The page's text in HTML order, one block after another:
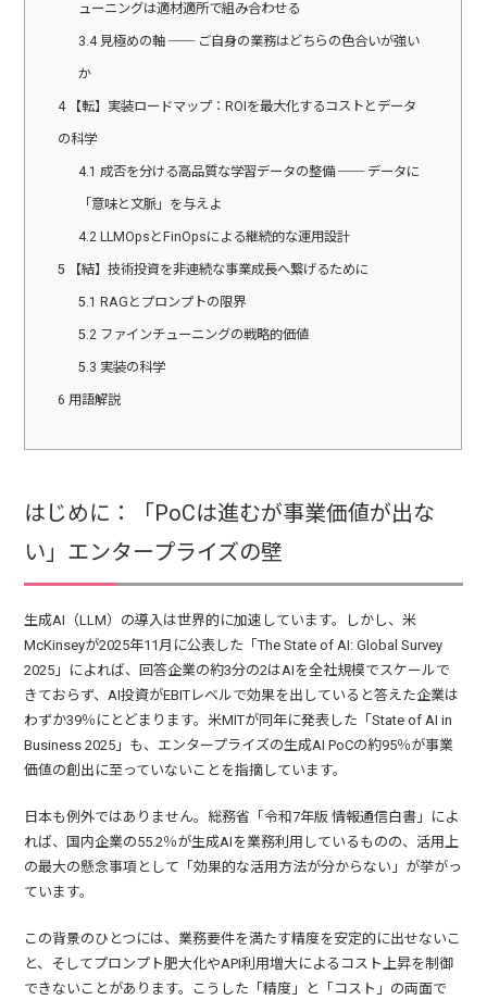
ューニングは適材適所で組み合わせる
3.4見極めの軸 ── ご自身の業務はどちらの色合いが強い
か
4【転】実装ロードマップ：ROIを最大化するコストとデータ
の科学
4.1 成否を分ける高品質な学習データの整備 ── データに
「意味と文脈」を与えよ
4.2LLMOpsとFinOpsによる継続的な運用設計
5 【結】技術投資を非連続な事業成長へ繋げるために
5.1 RAGとプロンプトの限界
5.2ファインチューニングの戦略的価値
5.3 実装の科学
6 用語解説
はじめに：「PoCは進むが事業価値が出な
い」エンタープライズの壁
生成AI（LLM）の導入は世界的に加速しています。しかし、米
McKinseyが2025年11月に公表した「The State of AI: Global Survey
2025」によれば、回答企業の約3分の2はAIを全社規模でスケールで
きておらず、AI投資がEBITレベルで効果を出していると答えた企業は
わずか39％にとどまります。米MITが同年に発表した「State of AI in
Business 2025」も、エンタープライズの生成AI PoCの約95％が事業
価値の創出に至っていないことを指摘しています。
日本も例外ではありません。総務省「令和7年版 情報通信白書」によ
れば、国内企業の55.2％が生成AIを業務利用しているものの、活用上
の最大の懸念事項として「効果的な活用方法が分からない」が挙がっ
ています。
この背景のひとつには、業務要件を満たす精度を安定的に出せないこ
と、そしてプロンプト肥大化やAPI利用増大によるコスト上昇を制御
できないことがあります。こうした「精度」と「コスト」の両面で